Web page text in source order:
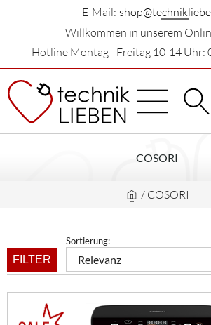
E-Mail:
Willkommen in unserem
Hotline Montag - Freitag 10-14 Uhr:
COSORI
/ COSORI
FILTER
Sortierung: